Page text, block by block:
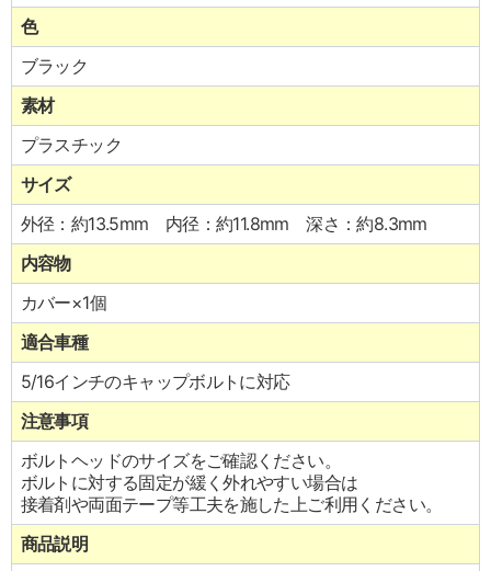
色
ブラック
素材
プラスチック
サイズ
外径：約13.5mm 内径：約11.8mm 深さ：約8.3mm
内容物
カバー×1個
適合車種
5/16インチのキャップボルトに対応
注意事項
ボルトヘッドのサイズをご確認ください。
ボルトに対する固定が緩く外れやすい場合は
接着剤や両面テープ等工夫を施した上ご利用ください。
商品説明